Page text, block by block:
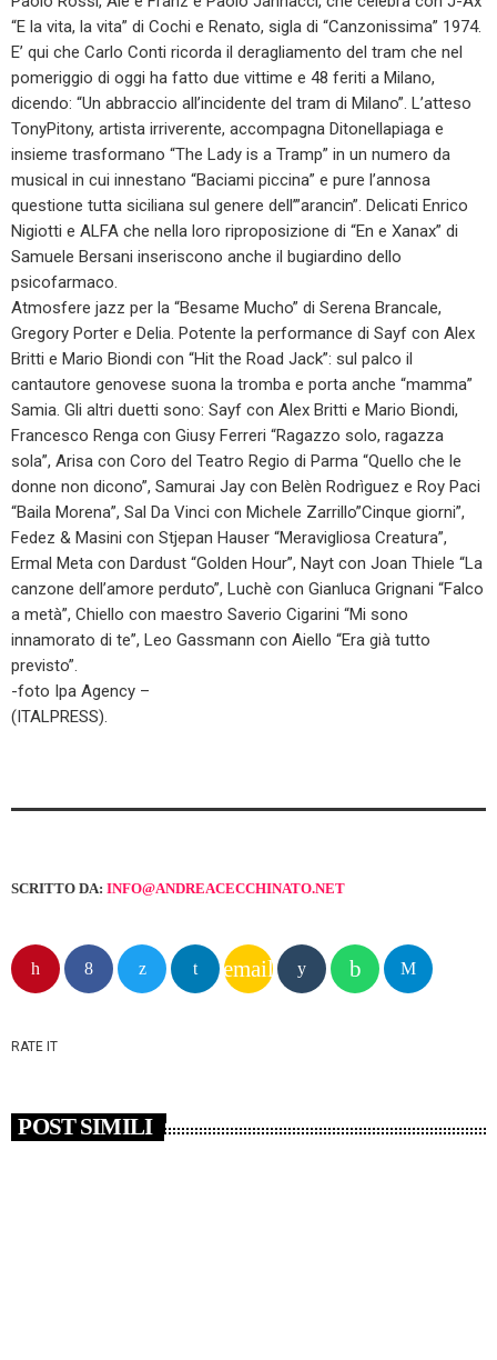
“E la vita, la vita” di Cochi e Renato, sigla di “Canzonissima” 1974.
E’ qui che Carlo Conti ricorda il deragliamento del tram che nel
pomeriggio di oggi ha fatto due vittime e 48 feriti a Milano,
dicendo: “Un abbraccio all’incidente del tram di Milano”. L’atteso
TonyPitony, artista irriverente, accompagna Ditonellapiaga e
insieme trasformano “The Lady is a Tramp” in un numero da
musical in cui innestano “Baciami piccina” e pure l’annosa
questione tutta siciliana sul genere dell’”arancin”. Delicati Enrico
Nigiotti e ALFA che nella loro riproposizione di “En e Xanax” di
Samuele Bersani inseriscono anche il bugiardino dello
psicofarmaco.
Atmosfere jazz per la “Besame Mucho” di Serena Brancale,
Gregory Porter e Delia. Potente la performance di Sayf con Alex
Britti e Mario Biondi con “Hit the Road Jack”: sul palco il
cantautore genovese suona la tromba e porta anche “mamma”
Samia. Gli altri duetti sono: Sayf con Alex Britti e Mario Biondi,
Francesco Renga con Giusy Ferreri “Ragazzo solo, ragazza
sola”, Arisa con Coro del Teatro Regio di Parma “Quello che le
donne non dicono”, Samurai Jay con Belèn Rodrìguez e Roy Paci
“Baila Morena”, Sal Da Vinci con Michele Zarrillo”Cinque giorni”,
Fedez & Masini con Stjepan Hauser “Meravigliosa Creatura”,
Ermal Meta con Dardust “Golden Hour”, Nayt con Joan Thiele “La
canzone dell’amore perduto”, Luchè con Gianluca Grignani “Falco
a metà”, Chiello con maestro Saverio Cigarini “Mi sono
innamorato di te”, Leo Gassmann con Aiello “Era già tutto
previsto”.
-foto Ipa Agency –
(ITALPRESS).
SCRITTO DA: INFO@ANDREACECCHINATO.NET
email
RATE IT
POST SIMILI